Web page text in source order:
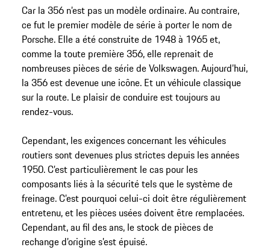
Car la 356 n’est pas un modèle ordinaire. Au contraire,
ce fut le premier modèle de série à porter le nom de
Porsche. Elle a été construite de 1948 à 1965 et,
comme la toute première 356, elle reprenait de
nombreuses pièces de série de Volkswagen. Aujourd’hui,
la 356 est devenue une icône. Et un véhicule classique
sur la route. Le plaisir de conduire est toujours au
rendez-vous.
Cependant, les exigences concernant les véhicules
routiers sont devenues plus strictes depuis les années
1950. C’est particulièrement le cas pour les
composants liés à la sécurité tels que le système de
freinage. C’est pourquoi celui-ci doit être régulièrement
entretenu, et les pièces usées doivent être remplacées.
Cependant, au fil des ans, le stock de pièces de
rechange d’origine s’est épuisé.